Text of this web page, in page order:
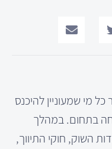
כל מי שמעוניין להיכנס
בתחום. במהלך
השוק, חוקי התיווך,